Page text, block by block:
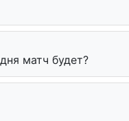
матч будет?